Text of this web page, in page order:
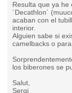
Resulta que ya
´Decathlon´
acaban con el
interior.
Alguien sabe si
camelbacks o
los biberones se
Salut,
Sergi